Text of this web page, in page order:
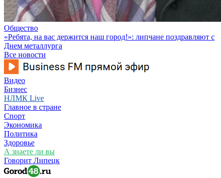
Общество
«Ребята, на вас держится наш город!»: липчане поздравляют с
Днем металлурга
Все новости
Видео
Бизнес
НЛМК Live
Главное в стране
Спорт
Экономика
Политика
Здоровье
А знаете ли вы
Говорит Липецк